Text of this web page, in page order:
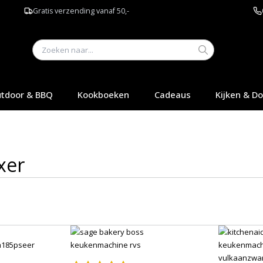
Gratis verzending vanaf 50,-
& BBQ Kookboeken Cadeaus Kijken &